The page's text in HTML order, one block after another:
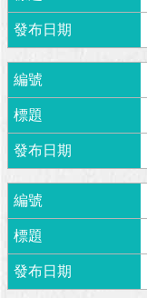
公
民
參
與
專
臺
旅
遊
網
政
府